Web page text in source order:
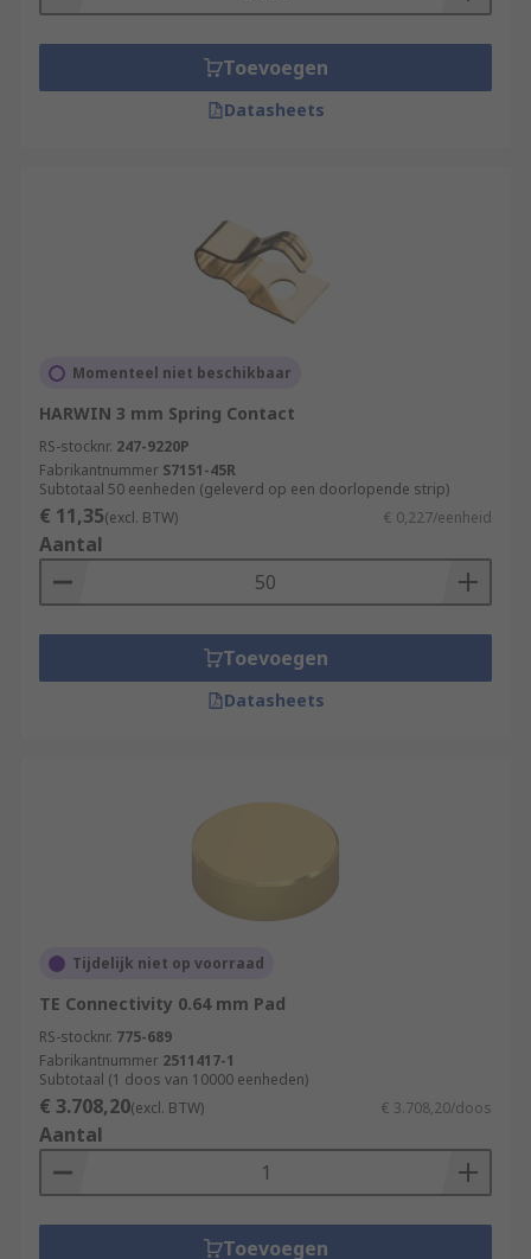
Toevoegen
Datasheets
Momenteel niet beschikbaar
HARWIN 3 mm Spring Contact
RS-stocknr. 247-9220P
Fabrikantnummer S7151-45R
Subtotaal 50 eenheden (geleverd op een doorlopende strip)
€ 11,35(excl. BTW) € 0,227/eenheid
Aantal
Toevoegen
Datasheets
Tijdelijk niet op voorraad
TE Connectivity 0.64 mm Pad
RS-stocknr. 775-689
Fabrikantnummer 2511417-1
Subtotaal (1 doos van 10000 eenheden)
€ 3.708,20(excl. BTW) € 3.708,20/doos
Aantal
Toevoegen